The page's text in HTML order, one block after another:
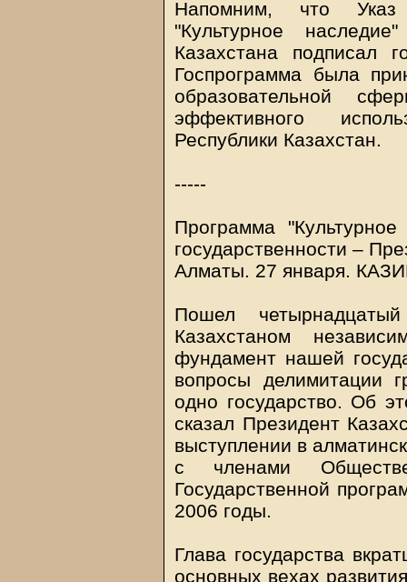
Напомним, что Указ
"Культурное
Казахстана подписал
Госпрограмма была
образовательной
эффективного
Республики Казахстан.
-----
Программа
государственности –
Алматы. 27 января.
Пошел
Казахстаном
фундамент нашей
вопросы делимитации
одно государство. Об
сказал Президент
выступлении в
с членами
Государственной
2006 годы.
Глава государства
основных вехах